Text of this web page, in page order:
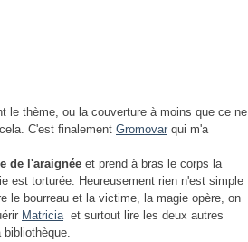
le thème, ou la couverture à moins que ce ne
C'est finalement Gromovar qui m'a
de l'araignée et prend à bras le corps la
est torturée. Heureusement rien n'est simple
le bourreau et la victime, la magie opère, on
Matriciaet surtout lire les deux autres